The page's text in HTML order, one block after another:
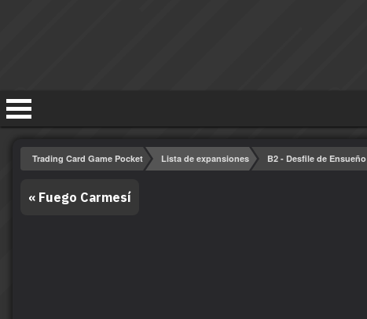
Trading Card Game Pocket Lista de expansiones B2 - Desfile de Ensueño
« Fuego Carmesí